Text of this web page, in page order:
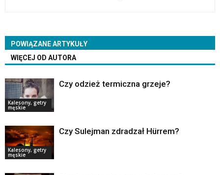
POWIĄZANE ARTYKUŁY
WIĘCEJ OD AUTORA
Kalesony, getry
męskie
Czy odzież termiczna grzeje?
Kalesony, getry
męskie
Czy Sulejman zdradzał Hürrem?